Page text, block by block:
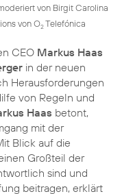
von Birgit Carolina
von O2Telefónica
CEO Markus Haas
in der neuen
Herausforderungen
von Regeln und
Haas betont,
mit der
Blick auf die
Großteil der
sind und
beitragen, erklärt